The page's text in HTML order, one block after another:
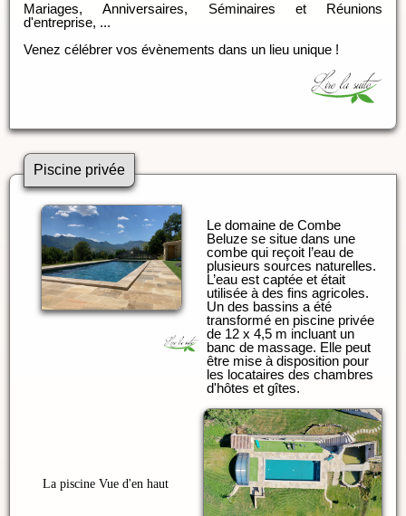
Mariages, Anniversaires, Séminaires et Réunions
d'entreprise, ...
Venez célébrer vos évènements dans un lieu unique !
Piscine privée
Le domaine de Combe
Beluze se situe dans une
combe qui reçoit l’eau de
plusieurs sources naturelles.
L’eau est captée et était
utilisée à des fins agricoles.
Un des bassins a été
transformé en piscine privée
de 12 x 4,5 m incluant un
banc de massage. Elle peut
être mise à disposition pour
les locataires des chambres
d'hôtes et gîtes.
La piscine Vue d'en haut